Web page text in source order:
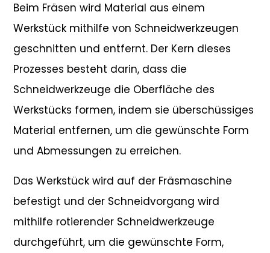
Beim Fräsen wird Material aus einem
Werkstück mithilfe von Schneidwerkzeugen
geschnitten und entfernt. Der Kern dieses
Prozesses besteht darin, dass die
Schneidwerkzeuge die Oberfläche des
Werkstücks formen, indem sie überschüssiges
Material entfernen, um die gewünschte Form
und Abmessungen zu erreichen.
Das Werkstück wird auf der Fräsmaschine
befestigt und der Schneidvorgang wird
mithilfe rotierender Schneidwerkzeuge
durchgeführt, um die gewünschte Form,